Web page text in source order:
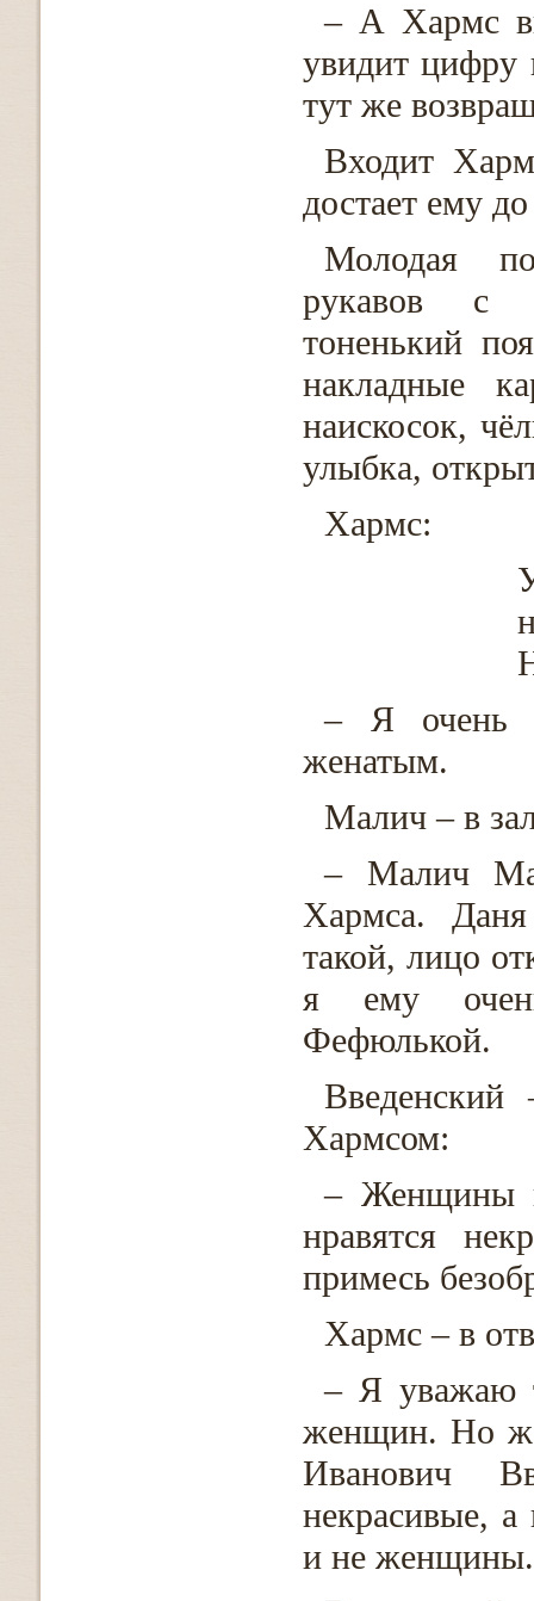
– А Хармс
увидит цифру
тут же
Входит
достает ему
Молодая
рукавов с
тоненький
накладные
наискосок,
улыбка,
Хармс:
– Я очень
женатым.
Малич – в
– Малич
Хармса.
такой, лицо
я ему
Фефюлькой.
Введенский
Хармсом:
– Женщины
нравятся
примесь
Хармс – в
– Я уважаю
женщин. Но
Иванович
некрасивые, а
и не женщины.